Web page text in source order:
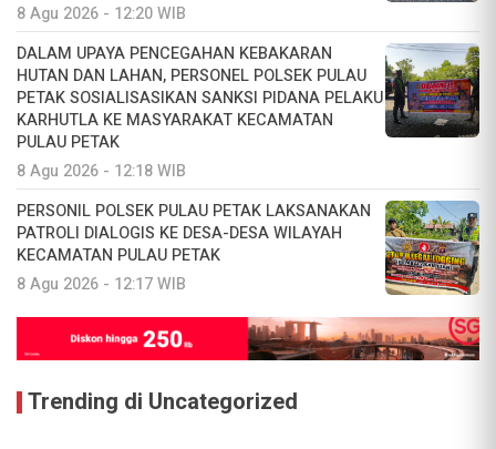
8 Agu 2026 - 12:20 WIB
DALAM UPAYA PENCEGAHAN KEBAKARAN
HUTAN DAN LAHAN, PERSONEL POLSEK PULAU
PETAK SOSIALISASIKAN SANKSI PIDANA PELAKU
KARHUTLA KE MASYARAKAT KECAMATAN
PULAU PETAK
8 Agu 2026 - 12:18 WIB
PERSONIL POLSEK PULAU PETAK LAKSANAKAN
PATROLI DIALOGIS KE DESA-DESA WILAYAH
KECAMATAN PULAU PETAK
8 Agu 2026 - 12:17 WIB
Trending di Uncategorized